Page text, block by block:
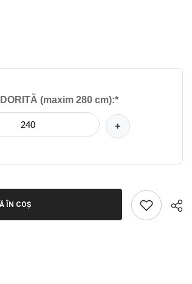
(maxim 280 cm):*
+
ÎN COȘ